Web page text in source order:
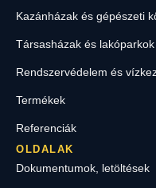
Kazánházak és gépészeti
Társasházak és lakóparkok
Rendszervédelem és
Termékek
Referenciák
OLDALAK
Dokumentumok, letöltések